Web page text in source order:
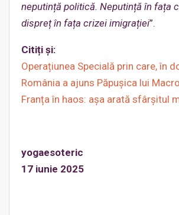
neputință politică. Neputință în fața
dispreț în fața crizei imigrației”.
Citiți și:
Operațiunea Specială prin care, în
România a ajuns Păpușica lui
Franța în haos: așa arată sfârșitul
yogaesoteric
17 iunie 2025